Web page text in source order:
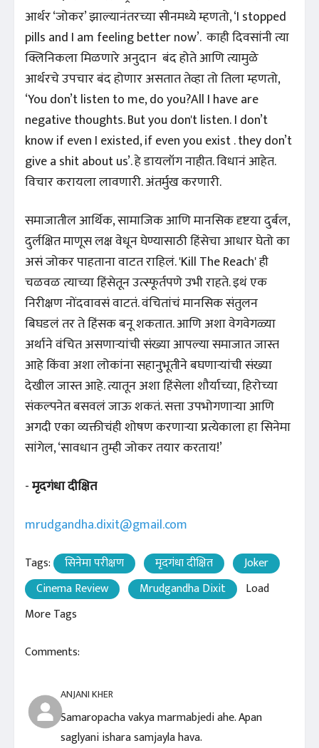
आर्थर ‘जोकर’ झाल्यानंतरच्या सीनमध्ये म्हणतो, ‘I stopped
pills and I am feeling better now’. काही दिवसांनी त्या
क्लिनिकला मिळणारे अनुदान बंद होते आणि त्यामुळे
आर्थरचे उपचार बंद होणार असतात तेव्हा तो तिला म्हणतो,
‘You don’t listen to me, do you?All I have are
negative thoughts. But you don't listen. I don’t
know if even I existed, if even you exist . they don’t
give a shit about us’. हे डायलॉग नाहीत. विधानं आहेत.
विचार करायला लावणारी. अंतर्मुख करणारी.
समाजातील आर्थिक, सामाजिक आणि मानसिक दृष्टया दुर्बल,
दुर्लक्षित माणूस लक्ष वेधून घेण्यासाठी हिंसेचा आधार घेतो का
असं जोकर पाहताना वाटत राहिलं. 'Kill The Reach' ही
चळवळ त्याच्या हिंसेतून उत्स्फूर्तपणे उभी राहते. इथं एक
निरीक्षण नोंदवावसं वाटतं. वंचितांचं मानसिक संतुलन
बिघडलं तर ते हिंसक बनू शकतात. आणि अशा वेगवेगळ्या
अर्थाने वंचित असणाऱ्यांची संख्या आपल्या समाजात जास्त
आहे किंवा अशा लोकांना सहानुभूतीने बघणाऱ्यांची संख्या
देखील जास्त आहे. त्यातून अशा हिंसेला शौर्याच्या, हिरोच्या
संकल्पनेत बसवलं जाऊ शकतं. सत्ता उपभोगणाऱ्या आणि
अगदी एका व्यक्तीचंही शोषण करणाऱ्या प्रत्येकाला हा सिनेमा
सांगेल, ‘सावधान तुम्ही जोकर तयार करताय!’
-मृदगंधा दीक्षित
mrudgandha.dixit@gmail.com
Tags: सिनेमा परीक्षण मृदगंधा दीक्षित
Joker
Cinema Review
Mrudgandha Dixit
Load
More Tags
Comments:
ANJANI KHER
Samaropacha vakya marmabjedi ahe. Apan
saglyani ishara samjayla hava.